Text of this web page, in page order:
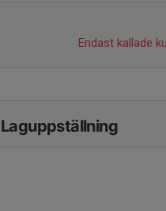
Endast kallade
Laguppställning